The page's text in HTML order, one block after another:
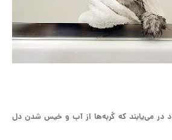
در می‌یابند که گربه‌ها از آب و خیس شدن دل